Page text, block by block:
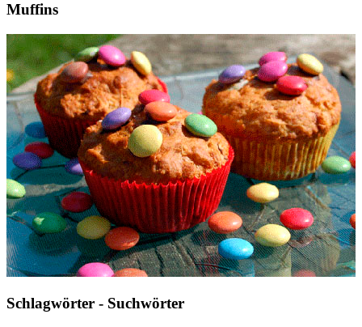
Muffins
Schlagwörter - Suchwörter